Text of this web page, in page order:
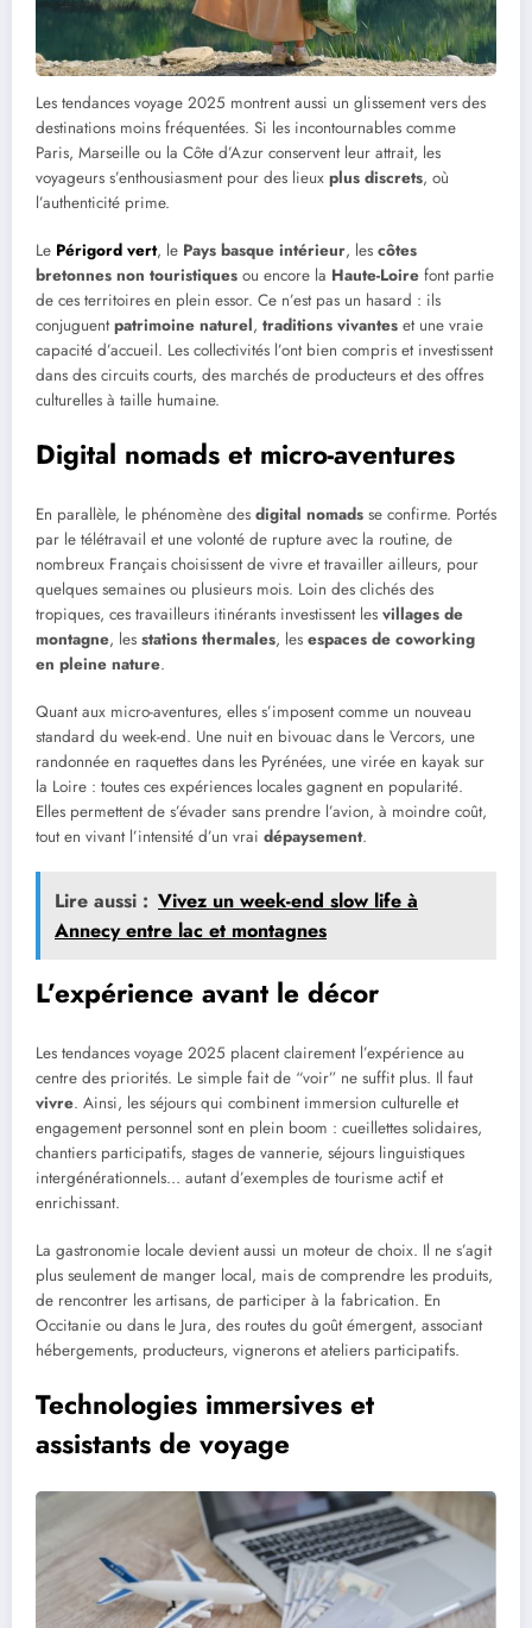
Les tendances voyage 2025 montrent aussi un glissement vers des
destinations moins fréquentées. Si les incontournables comme
Paris, Marseille ou la Côte d’Azur conservent leur attrait, les
voyageurs s’enthousiasment pour des lieux plus discrets, où
l’authenticité prime.
Le Périgord vert, le Pays basque intérieur, les côtes
bretonnes non touristiques ou encore la Haute-Loire font partie
de ces territoires en plein essor. Ce n’est pas un hasard : ils
conjuguentpatrimoine naturel, traditions vivantes et une vraie
capacité d’accueil. Les collectivités l’ont bien compris et investissent
dans des circuits courts, des marchés de producteurs et des offres
culturelles à taille humaine.
Digital nomads et micro-aventures
En parallèle, le phénomène des digital nomads se confirme. Portés
par le télétravail et une volonté de rupture avec la routine, de
nombreux Français choisissent de vivre et travailler ailleurs, pour
quelques semaines ou plusieurs mois. Loin des clichés des
tropiques, ces travailleurs itinérants investissent les villages de
montagne, les stations thermales, les espaces de coworking
en pleine nature.
Quant aux micro-aventures, elles s’imposent comme un nouveau
standard du week-end. Une nuit en bivouac dans le Vercors, une
randonnée en raquettes dans les Pyrénées, une virée en kayak sur
la Loire : toutes ces expériences locales gagnent en popularité.
Elles permettent de s’évader sans prendre l’avion, à moindre coût,
tout en vivant l’intensité d’un vrai dépaysement.
Lire aussi : Vivez un week-end slow life à
Annecy entre lac et montagnes
L’expérience avant le décor
Les tendances voyage 2025 placent clairement l’expérience au
centre des priorités. Le simple fait de “voir” ne suffit plus. Il faut
vivre. Ainsi, les séjours qui combinent immersion culturelle et
engagement personnel sont en plein boom : cueillettes solidaires,
chantiers participatifs, stages de vannerie, séjours linguistiques
intergénérationnels… autant d’exemples de tourisme actif et
enrichissant.
La gastronomie locale devient aussi un moteur de choix. Il ne s’agit
plus seulement de manger local, mais de comprendre les produits,
de rencontrer les artisans, de participer à la fabrication. En
Occitanie ou dans le Jura, des routes du goût émergent, associant
hébergements, producteurs, vignerons et ateliers participatifs.
Technologies immersives et
assistants de voyage